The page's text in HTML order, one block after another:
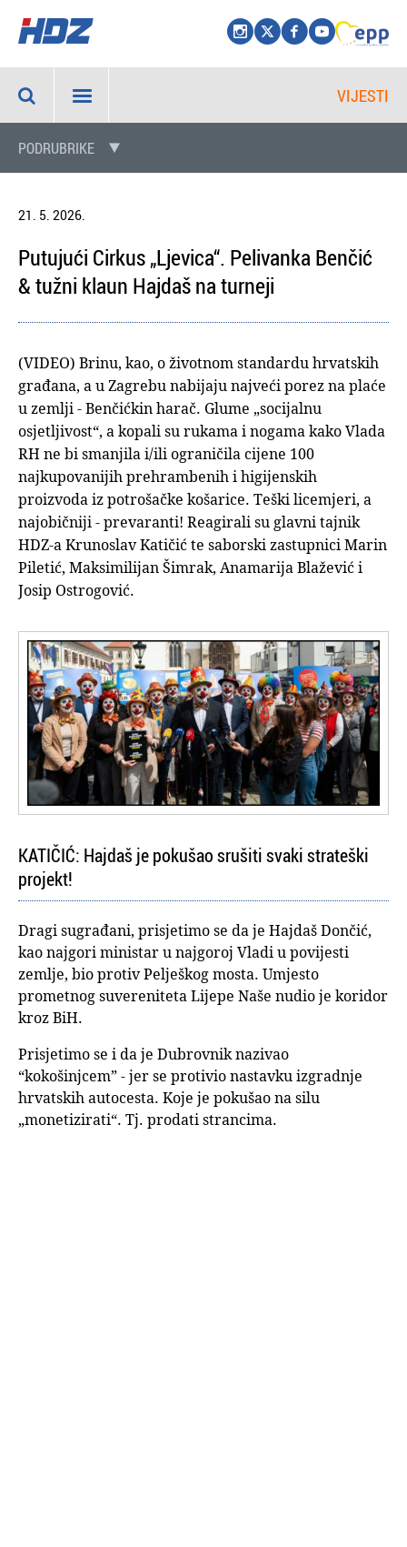
VIJESTI
PODRUBRIKE
21. 5. 2026.
Putujući Cirkus „Ljevica“. Pelivanka Benčić
& tužni klaun Hajdaš na turneji
(VIDEO) Brinu, kao, o životnom standardu hrvatskih
građana, a u Zagrebu nabijaju najveći porez na plaće
u zemlji - Benčićkin harač. Glume „socijalnu
osjetljivost“, a kopali su rukama i nogama kako Vlada
RH ne bi smanjila i/ili ograničila cijene 100
najkupovanijih prehrambenih i higijenskih
proizvoda iz potrošačke košarice. Teški licemjeri, a
najobičniji - prevaranti! Reagirali su glavni tajnik
HDZ-a Krunoslav Katičić te saborski zastupnici Marin
Piletić, Maksimilijan Šimrak, Anamarija Blažević i
Josip Ostrogović.
KATIČIĆ: Hajdaš je pokušao srušiti svaki strateški
projekt!
Dragi sugrađani, prisjetimo se da je Hajdaš Dončić,
kao najgori ministar u najgoroj Vladi u povijesti
zemlje, bio protiv Pelješkog mosta. Umjesto
prometnog suvereniteta Lijepe Naše nudio je koridor
kroz BiH.
Prisjetimo se i da je Dubrovnik nazivao
“kokošinjcem” - jer se protivio nastavku izgradnje
hrvatskih autocesta. Koje je pokušao na silu
„monetizirati“. Tj. prodati strancima.